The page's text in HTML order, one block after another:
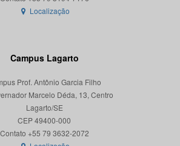
Localização
Campus Lagarto
Prof. Antônio Garcia Filho
Marcelo Déda, 13, Centro
Lagarto/SE
CEP 49400-000